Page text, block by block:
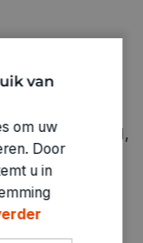
Alcoholinkt kan
de achtergrond.
papier, metaal,
materialen.
uit te
en uw
van
om uw
Door
u in